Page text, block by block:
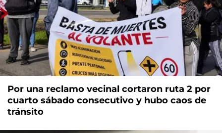
Por una reclamo vecinal cortaron ruta 2 por
cuarto sábado consecutivo y hubo caos de
tránsito